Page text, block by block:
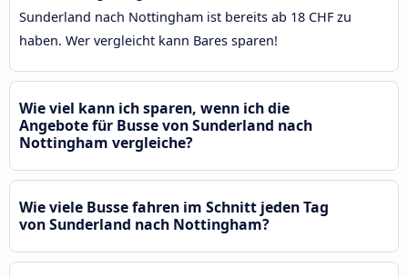
Sunderland nach Nottingham ist bereits ab 18 CHF zu
haben. Wer vergleicht kann Bares sparen!
Wie viel kann ich sparen, wenn ich die
Angebote für Busse von Sunderland nach
Nottingham vergleiche?
Wie viele Busse fahren im Schnitt jeden Tag
von Sunderland nach Nottingham?